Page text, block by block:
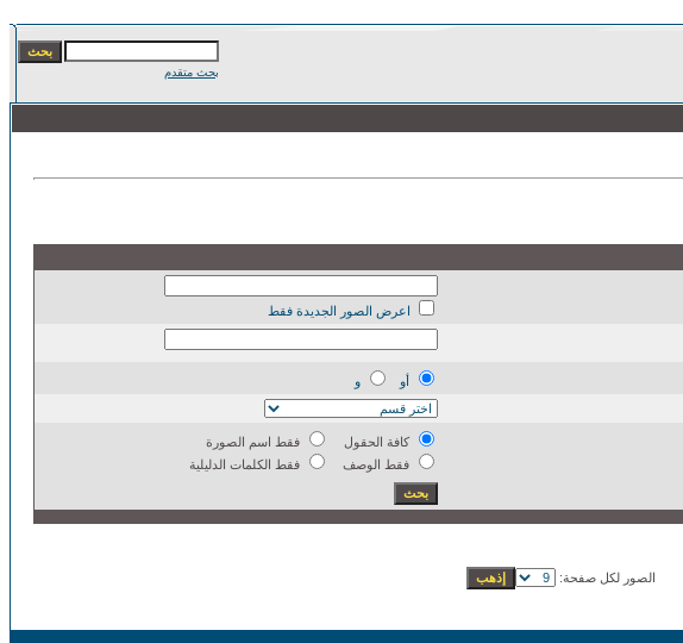
بحث متقدم
اعرض الصور الجديدة فقط
أو
و
كافة الحقول
فقط اسم الصورة
فقط الوصف
فقط الكلمات الدليلية
الصور لكل صفحة: